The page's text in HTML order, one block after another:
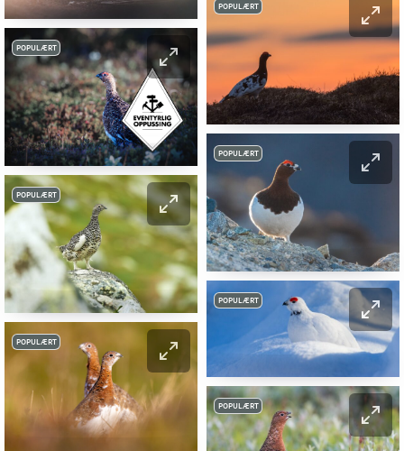
POPULÆRT
POPULÆRT
POPULÆRT
POPULÆRT
POPULÆRT
POPULÆRT
POPULÆRT